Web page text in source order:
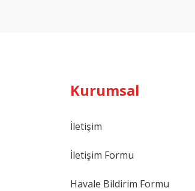
Kurumsal
İletişim
İletişim Formu
Havale Bildirim Formu